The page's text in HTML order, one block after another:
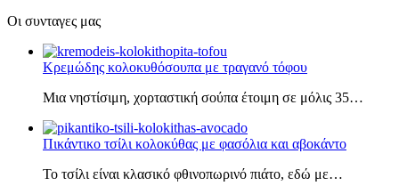
Οι συνταγες μας
Κρεμώδης κολοκυθόσουπα με τραγανό τόφου
Μια νηστίσιμη, χορταστική σούπα έτοιμη σε μόλις 35…
Πικάντικο τσίλι κολοκύθας με φασόλια και αβοκάντο
Το τσίλι είναι κλασικό φθινοπωρινό πιάτο, εδώ με…